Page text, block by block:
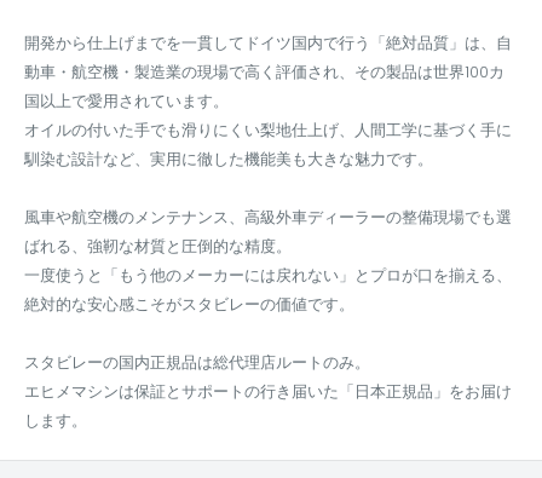
開発から仕上げまでを一貫してドイツ国内で行う「絶対品質」は、自
動車・航空機・製造業の現場で高く評価され、その製品は世界100カ
国以上で愛用されています。
オイルの付いた手でも滑りにくい梨地仕上げ、人間工学に基づく手に
馴染む設計など、実用に徹した機能美も大きな魅力です。
風車や航空機のメンテナンス、高級外車ディーラーの整備現場でも選
ばれる、強靭な材質と圧倒的な精度。
一度使うと「もう他のメーカーには戻れない」とプロが口を揃える、
絶対的な安心感こそがスタビレーの価値です。
スタビレーの国内正規品は総代理店ルートのみ。
エヒメマシンは保証とサポートの行き届いた「日本正規品」をお届け
します。